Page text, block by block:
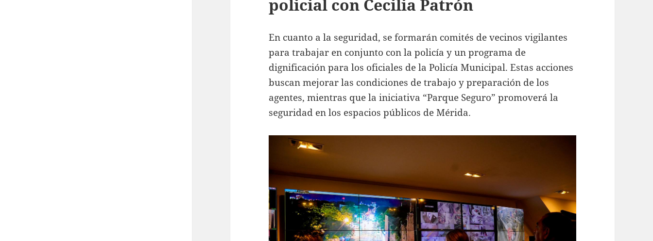
policial con Cecilia Patrón
En cuanto a la seguridad, se formarán comités de vecinos vigilantes
para trabajar en conjunto con la policía y un programa de
dignificación para los oficiales de la Policía Municipal. Estas acciones
buscan mejorar las condiciones de trabajo y preparación de los
agentes, mientras que la iniciativa “Parque Seguro” promoverá la
seguridad en los espacios públicos de Mérida.